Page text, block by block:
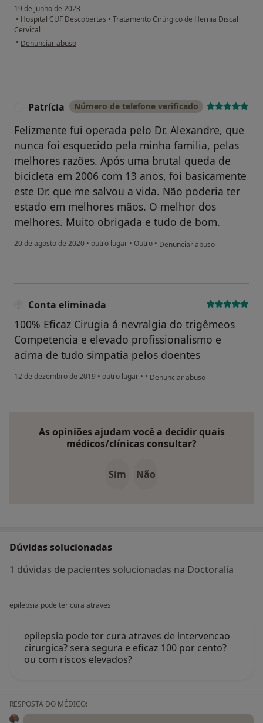
19 de junho de 2023
• Hospital CUF Descobertas • Tratamento Cirúrgico de Hernia Discal
Cervical
• na opinião do utilizador Carlos
Denunciar abuso
Patrícia Número de telefone verificado
Felizmente fui operada pelo Dr. Alexandre, que
nunca foi esquecido pela minha familia, pelas
melhores razões. Após uma brutal queda de
bicicleta em 2006 com 13 anos, foi basicamente
este Dr. que me salvou a vida. Não poderia ter
estado em melhores mãos. O melhor dos
melhores. Muito obrigada e tudo de bom.
20 de agosto de 2020 • outro lugar • Outro • na opinião do utilizador Patrícia
Denunciar abuso
Conta eliminada
100% Eficaz Cirugia á nevralgia do trigêmeos
Competencia e elevado profissionalismo e
acima de tudo simpatia pelos doentes
12 de dezembro de 2019 • outro lugar • • na opinião do utilizador Conta
Denunciar abuso
As opiniões ajudam você a decidir quais
médicos/clínicas consultar?
Sim Não
Dúvidas solucionadas
1 dúvidas de pacientes solucionadas na Doctoralia
epilepsia pode ter cura atraves
epilepsia pode ter cura atraves de intervencao
cirurgica? sera segura e eficaz 100 por cento?
ou com riscos elevados?
RESPOSTA DO MÉDICO: